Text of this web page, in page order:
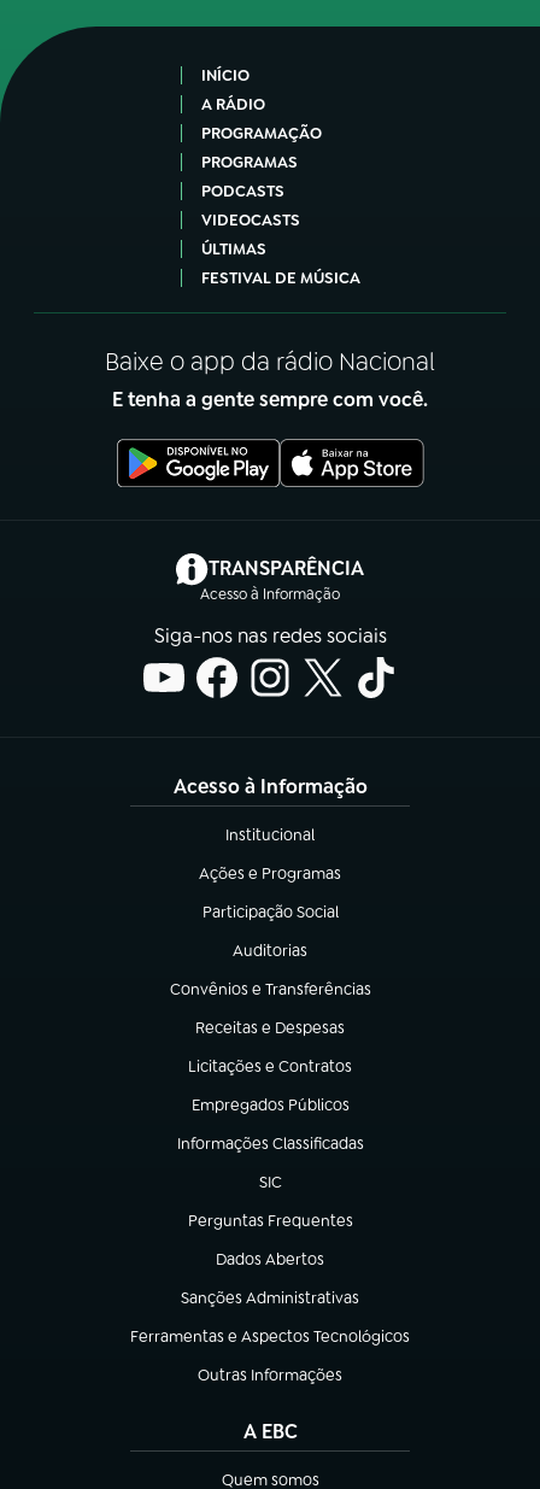
INÍCIO
A RÁDIO
PROGRAMAÇÃO
PROGRAMAS
PODCASTS
VIDEOCASTS
ÚLTIMAS
FESTIVAL DE MÚSICA
Baixe o app da rádio Nacional
E tenha a gente sempre com você.
TRANSPARÊNCIA
Acesso à Informação
(abre em nova aba)
Siga-nos nas redes sociais
Acesso à Informação
Institucional
(abre em nova aba)
Ações e Programas
(abre em nova aba)
Participação Social
(abre em nova aba)
Auditorias
(abre em nova aba)
Convênios e Transferências
(abre em nova aba)
Receitas e Despesas
(abre em nova aba)
Licitações e Contratos
(abre em nova aba)
Empregados Públicos
(abre em nova aba)
Informações Classificadas
(abre em nova aba)
SIC
(abre em nova aba)
Perguntas Frequentes
(abre em nova aba)
Dados Abertos
(abre em nova aba)
Sanções Administrativas
(abre em nova aba)
Ferramentas e Aspectos Tecnológicos
(abre em nova aba)
Outras Informações
(abre em nova aba)
A EBC
Quem somos